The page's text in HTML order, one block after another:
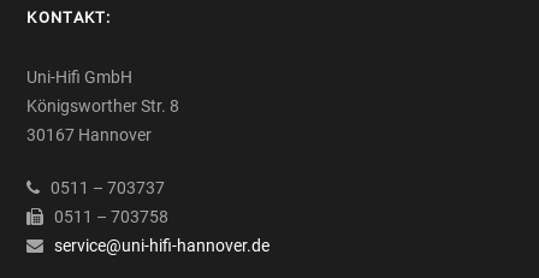
KONTAKT:
Uni-Hifi GmbH
Königsworther Str. 8
30167 Hannover
0511 – 703737
0511 – 703758
service@uni-hifi-hannover.de